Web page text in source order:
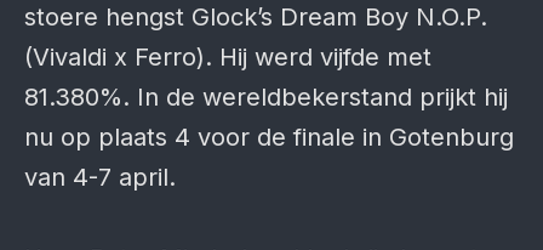
stoere hengst Glock’s Dream Boy N.O.P.
(Vivaldi x Ferro). Hij werd vijfde met
81.380%. In de wereldbekerstand prijkt hij
nu op plaats 4 voor de finale in Gotenburg
van 4-7 april.